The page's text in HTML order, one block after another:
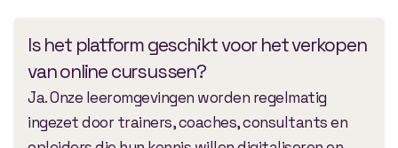
Is het platform geschikt voor het verkopen
van online cursussen?
Ja. Onze leeromgevingen worden regelmatig
ingezet door trainers, coaches, consultants en